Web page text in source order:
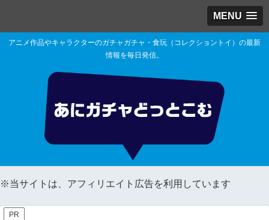
MENU
アニメ作品やキャラクターのガチャガチャ・食玩（コレクショントイ）の最新
情報を毎日発信。
※当サイトは、アフィリエイト広告を利用しています
PR